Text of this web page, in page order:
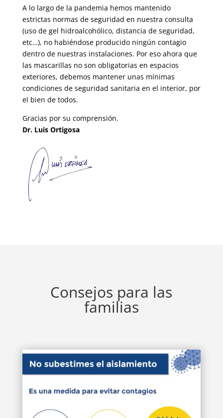
A lo largo de la pandemia hemos mantenido
estrictas normas de seguridad en nuestra consulta
(uso de gel hidroalcohólico, distancia de seguridad,
etc…), no habiéndose producido ningún contagio
dentro de nuestras instalaciones. Por eso ahora que
las mascarillas no son obligatorias en espacios
exteriores, debemos mantener unas mínimas
condiciones de seguridad sanitaria en el interior, por
el bien de todos.
Gracias por su comprensión.
Dr. Luis Ortigosa
Consejos para las
familias